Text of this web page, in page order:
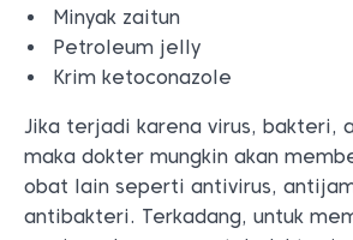
Minyak zaitun
Petroleum jelly
Krim ketoconazole
Jika terjadi karena virus, bakteri,
maka dokter mungkin akan
obat lain seperti antivirus,
antibakteri. Terkadang, untuk